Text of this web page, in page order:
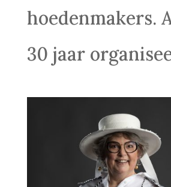
hoedenmakers.
30 jaar